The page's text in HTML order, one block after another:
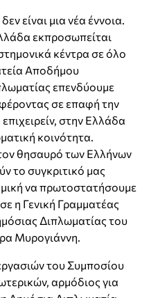
είναι μια νέα έννοια.
εκπροσωπείται
κέντρα σε όλο
Αποδήμου
επενδύουμε
σε επαφή την
στην Ελλάδα
κοινότητα.
θησαυρό των Ελλήνων
το συγκριτικό μας
να πρωτοστατήσουμε
η Γενική Γραμματέας
Διπλωματίας του
Μυρογιάννη.
του Συμποσίου
αρμόδιος για